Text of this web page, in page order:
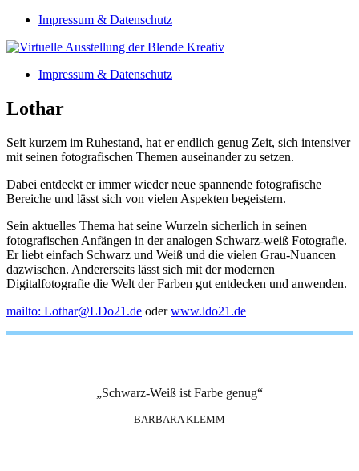
Skip
content
Impressum & Datenschutz
Impressum & Datenschutz
Lothar
Seit kurzem im Ruhestand, hat er endlich genug Zeit, sich intensiver
mit seinen fotografischen Themen auseinander zu setzen.
Dabei entdeckt er immer wieder neue spannende fotografische
Bereiche und lässt sich von vielen Aspekten begeistern.
Sein aktuelles Thema hat seine Wurzeln sicherlich in seinen
fotografischen Anfängen in der analogen Schwarz-weiß Fotografie.
Er liebt einfach Schwarz und Weiß und die vielen Grau-Nuancen
dazwischen. Andererseits lässt sich mit der modernen
Digitalfotografie die Welt der Farben gut entdecken und anwenden.
mailto: Lothar@LDo21.de oderwww.ldo21.de
„Schwarz-Weiß ist Farbe genug“
BARBARA KLEMM